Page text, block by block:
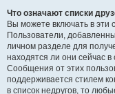
Что означают списки
Вы можете включать в эти
Пользователи,
личном разделе для
находятся ли они сейчас
Сообщения от этих
поддерживается стилем
в список недругов, то